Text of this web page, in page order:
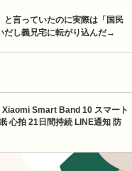
と言っていたのに実際は「国民
だし義兄宅に転がり込んだ→
Smart Band 10 スマート
心拍 21日間持続 LINE通知 防